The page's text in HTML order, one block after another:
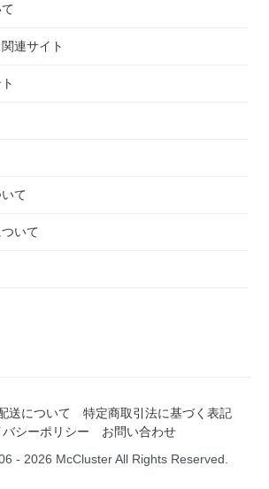
連サイト
て
いて
送について
特定商取引法に基づく表記
バシーポリシー
お問い合わせ
- 2026 McCluster All Rights Reserved.